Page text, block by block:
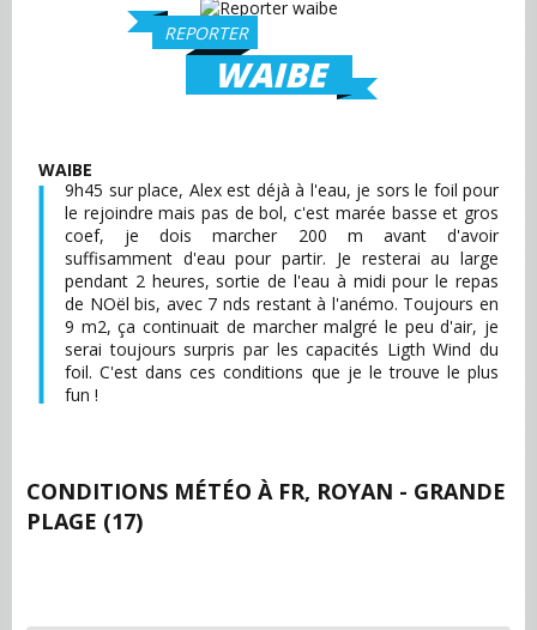
REPORTER
WAIBE
WAIBE
9h45 sur place, Alex est déjà à l'eau, je sors le foil pour
le rejoindre mais pas de bol, c'est marée basse et gros
coef, je dois marcher 200 m avant d'avoir
suffisamment d'eau pour partir. Je resterai au large
pendant 2 heures, sortie de l'eau à midi pour le repas
de NOël bis, avec 7 nds restant à l'anémo. Toujours en
9 m2, ça continuait de marcher malgré le peu d'air, je
serai toujours surpris par les capacités Ligth Wind du
foil. C'est dans ces conditions que je le trouve le plus
fun !
CONDITIONS MÉTÉO À FR, ROYAN - GRANDE
PLAGE (17)